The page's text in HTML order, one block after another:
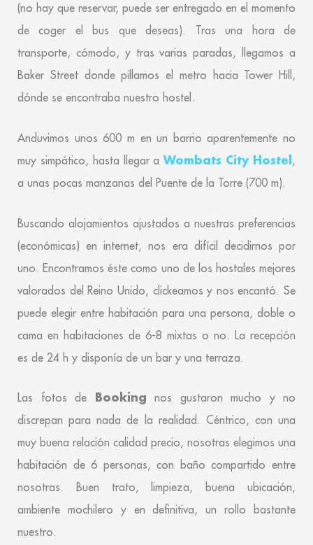
(no hay que reservar, puede ser entregado en el momento
de coger el bus que deseas). Tras una hora de
transporte, cómodo, y tras varias paradas, llegamos a
Baker Street donde pillamos el metro hacia Tower Hill,
dónde se encontraba nuestro hostel.
Anduvimos unos 600 m en un barrio aparentemente no
muy simpático, hasta llegar aWombats City Hostel ,
a unas pocas manzanas del Puente de la Torre (700 m).
Buscando alojamientos ajustados a nuestras preferencias
(económicas) en internet, nos era difícil decidirnos por
uno. Encontramos éste como uno de los hostales mejores
valorados del Reino Unido, clickeamos y nos encantó. Se
puede elegir entre habitación para una persona, doble o
cama en habitaciones de 6-8 mixtas o no. La recepción
es de 24 h y disponía de un bar y una terraza.
Las fotos de Booking nos gustaron mucho y no
discrepan para nada de la realidad. Céntrico, con una
muy buena relación calidad precio, nosotras elegimos una
habitación de 6 personas, con baño compartido entre
nosotras. Buen trato, limpieza, buena ubicación,
ambiente mochilero y en definitiva, un rollo bastante
nuestro.